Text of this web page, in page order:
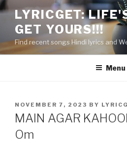
Skip
content
LYRICGET:
GET YOURS!!!
Find recent songs Hindi lyrics and
Menu
POSTED
ON
NOVEMBER 7, 2023 BY
MAIN AGAR
Om